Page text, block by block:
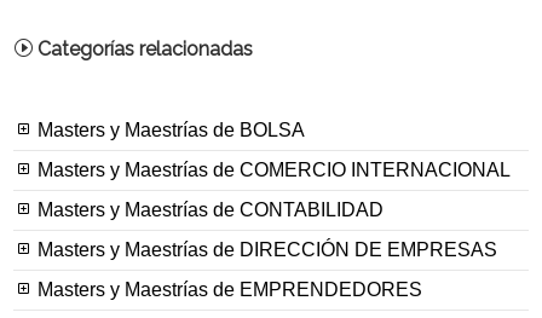
Categorías relacionadas
Masters y Maestrías de BOLSA
Masters y Maestrías de COMERCIO INTERNACIONAL
Masters y Maestrías de CONTABILIDAD
Masters y Maestrías de DIRECCIÓN DE EMPRESAS
Masters y Maestrías de EMPRENDEDORES